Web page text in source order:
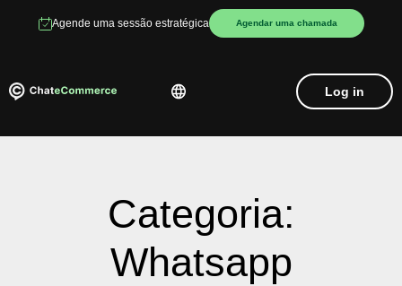
Agende uma sessão estratégica Agendar uma chamada
Log in
Categoria:
Whatsapp